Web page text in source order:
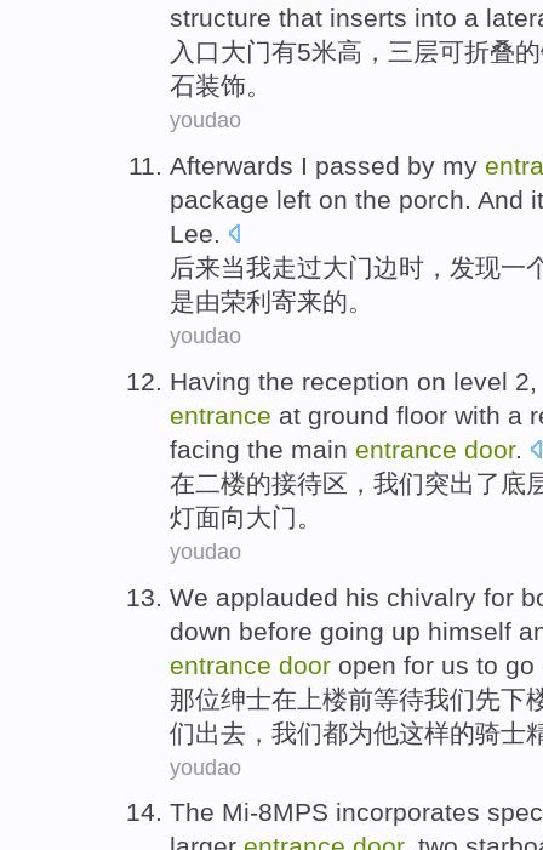
structure that inserts into a
入口大门有5米高 ， 三层可折叠的
石装饰。
youdao
Afterwards I passed by my
package left on the porch. And it
Lee.
后来当我走过大门边时， 发现一
是由荣利 寄来的。
youdao
Having the reception on level 2,
entrance at ground floor with a
facing the main entrance door.
在二楼的接待区 ， 我们突出了 底
灯面向大门。
youdao
We applauded his chivalry for
down before going up himself
entrance door open for us to go
那位绅士在 上楼前等待我们先下
们出去 ，我们都为他这样的骑士
youdao
The Mi-8MPS incorporates